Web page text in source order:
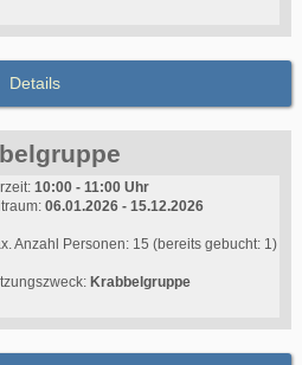
Details
10:00 - 11:00 Uhr
06.01.2026 - 15.12.2026
Anzahl Personen: 15 (bereits gebucht: 1)
Krabbelgruppe